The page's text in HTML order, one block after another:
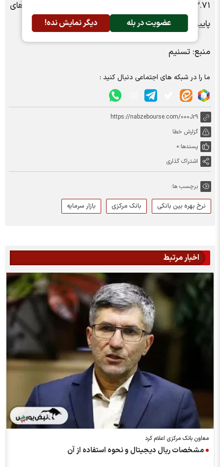
عضویت در بله دیگر نمایش نده!
۲۳.۷۱ درصد کاهش یافت و بعد ان آن وارد کانال‌های
پایین‌تر شد.
منبع: تسنیم
ما را در شبکه های اجتماعی دنبال کنید :
https://nabzebourse.com/000Jr9
گزارش خطا
پسندها:0
اشتراک گذاری
برچسب ها:
نرخ بهره بین بانکی بانک مرکزی بازار سرمایه
اخبار مرتبط
معاون بانک مرکزی اعلام کرد
مشخصات ریال دیجیتال و نحوه استفاده از آن